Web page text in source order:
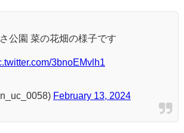
公園 菜の花畑の様子です
3bnoEMvlh1
February 13, 2024